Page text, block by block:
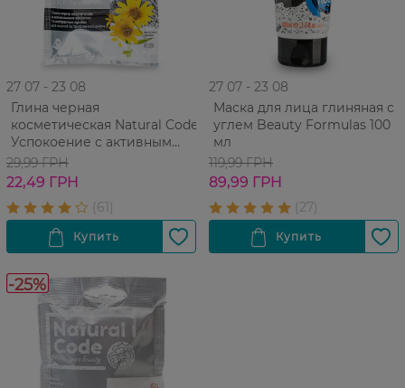
27 07 - 23 08
Глина черная
косметическая Natural Code
Успокоение с активным
углем и экстрактом арники
50 г
29,99 ГРН
22,49 ГРН
27 07 - 23 08
Маска для лица глиняная с
углем Beauty Formulas 100
мл
119,99 ГРН
89,99 ГРН
-25%